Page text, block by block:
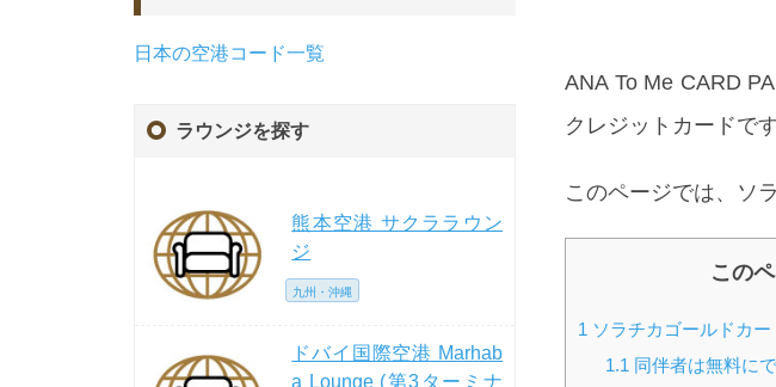
ANA To Me CARD
クレジットカードで
このページでは、ソ
この
1 ソラチカゴールドカ
1.1 同伴者は無料に
日本の空港コード一覧
ラウンジを探す
熊本空港 サクララウン
ジ
九州・沖縄
ドバイ国際空港 Marhab
a Lounge (第3ターミナ